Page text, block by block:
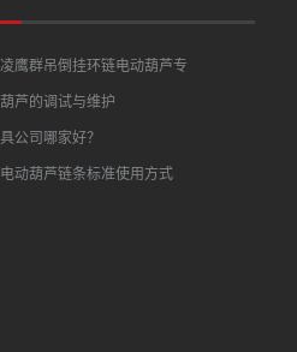
鹰群吊倒挂环链电动葫芦专
芦的调试与维护
公司哪家好？
动葫芦链条标准使用方式